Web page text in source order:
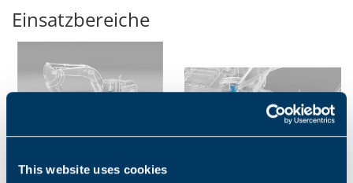
This website uses cookies
Einsatzbereiche
BAGGER